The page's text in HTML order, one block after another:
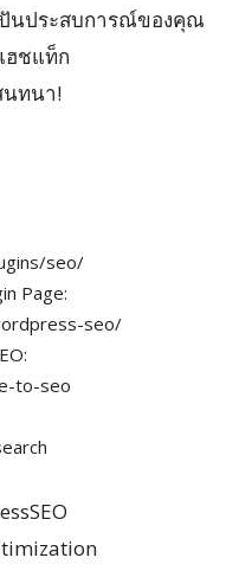
นประสบการณ์ของคุณ
ฮชแท็ก
นทนา!
seo/
Page:
seo/
to-seo